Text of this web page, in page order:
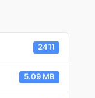
2411
5.09 MB